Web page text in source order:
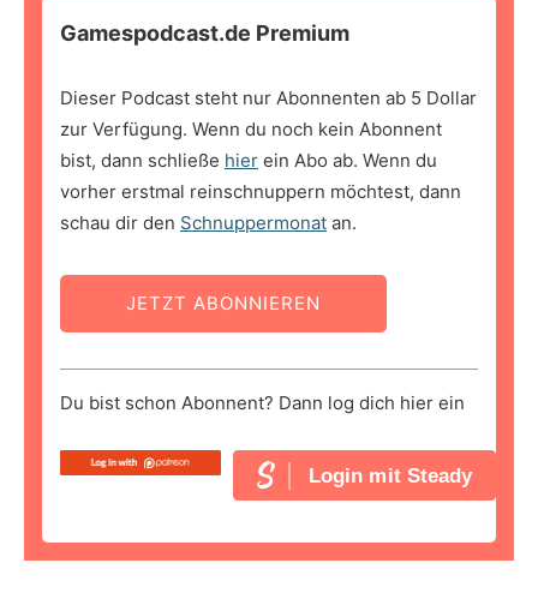
Gamespodcast.de Premium
Dieser Podcast steht nur Abonnenten ab 5 Dollar
zur Verfügung. Wenn du noch kein Abonnent
bist, dann schließe hier ein Abo ab. Wenn du
vorher erstmal reinschnuppern möchtest, dann
schau dir den Schnuppermonat an.
JETZT ABONNIEREN
Du bist schon Abonnent? Dann log dich hier ein
Login mit Steady